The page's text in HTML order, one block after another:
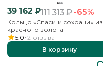
39 162₽111 313₽-65%
Кольцо «Спаси и сохрани» из
красного золота
5.0 2 отзыва
В корзину